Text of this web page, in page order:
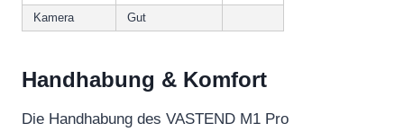
Kamera
Gut
Handhabung & Komfort
Die Handhabung des VASTEND M1 Pro